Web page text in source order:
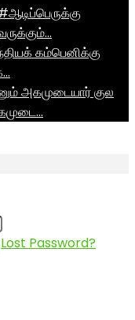
கம்பெனிக்கு
அகமுடையார் குல
Lost Password?